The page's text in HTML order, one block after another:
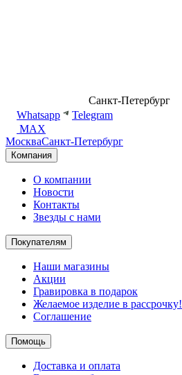
Санкт-Петербург
Whatsapp
Telegram
MAX
МоскваСанкт-Петербург
Компания
О компании
Новости
Контакты
Звезды с нами
Покупателям
Наши магазины
Акции
Гравировка в подарок
Желаемое изделие в рассрочку!
Соглашение
Помощь
Доставка и оплата